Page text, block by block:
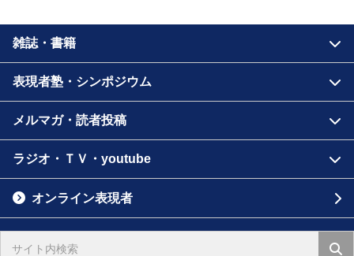
雑誌・書籍
表現者塾・シンポジウム
メルマガ・読者投稿
ラジオ・ＴＶ・youtube
オンライン表現者